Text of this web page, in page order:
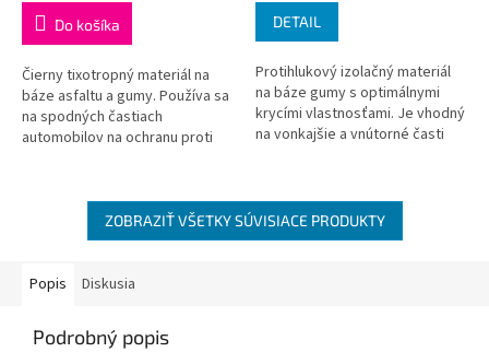
Do košíka
Čierny tixotropný materiál na
báze asfaltu a gumy. Používa sa
na spodných častiach
automobilov na ochranu proti
priľnavosť a...
DETAIL
Protihlukový izolačný materiál
na báze gumy s optimálnymi
krycími vlastnosťami. Je vhodný
na vonkajšie a vnútorné časti
ZOBRAZIŤ VŠETKY SÚVISIACE PRODUKTY
Popis Diskusia
Podrobný popis